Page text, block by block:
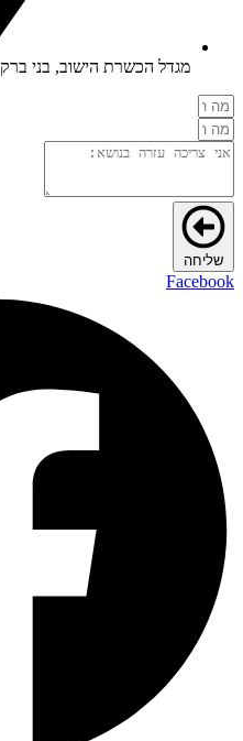
מגדל הכשרת הישוב, בני ברק
שליחה
Facebook